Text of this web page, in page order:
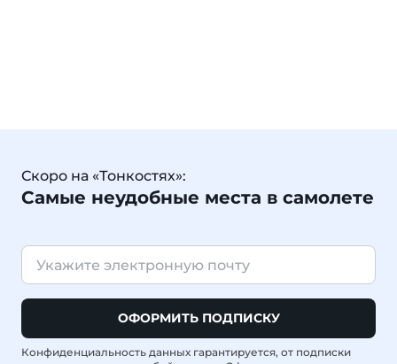
Скоро на «Тонкостях»:
Самые неудобные места в самолете
ОФОРМИТЬ ПОДПИСКУ
Конфиденциальность данных гарантируется, от подписки